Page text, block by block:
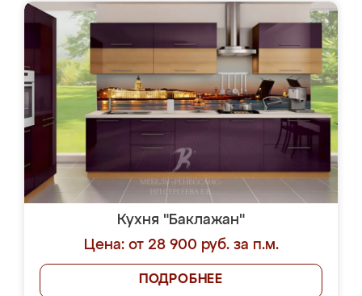
Кухня "Баклажан"
Цена: от 28 900 руб. за п.м.
ПОДРОБНЕЕ